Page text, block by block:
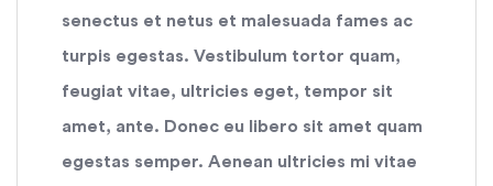
senectus et netus et malesuada fames ac
turpis egestas. Vestibulum tortor quam,
feugiat vitae, ultricies eget, tempor sit
amet, ante. Donec eu libero sit amet quam
egestas semper. Aenean ultricies mi vitae